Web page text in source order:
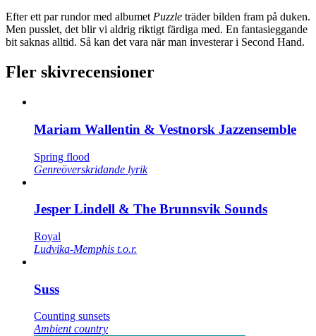
Efter ett par rundor med albumet Puzzle träder bilden fram på duken.
Men pusslet, det blir vi aldrig riktigt färdiga med. En fantasieggande
bit saknas alltid. Så kan det vara när man investerar i Second Hand.
Fler skivrecensioner
Mariam Wallentin & Vestnorsk Jazzensemble
Spring flood
Genreöverskridande lyrik
Jesper Lindell & The Brunnsvik Sounds
Royal
Ludvika-Memphis t.o.r.
Suss
Counting sunsets
Ambient country